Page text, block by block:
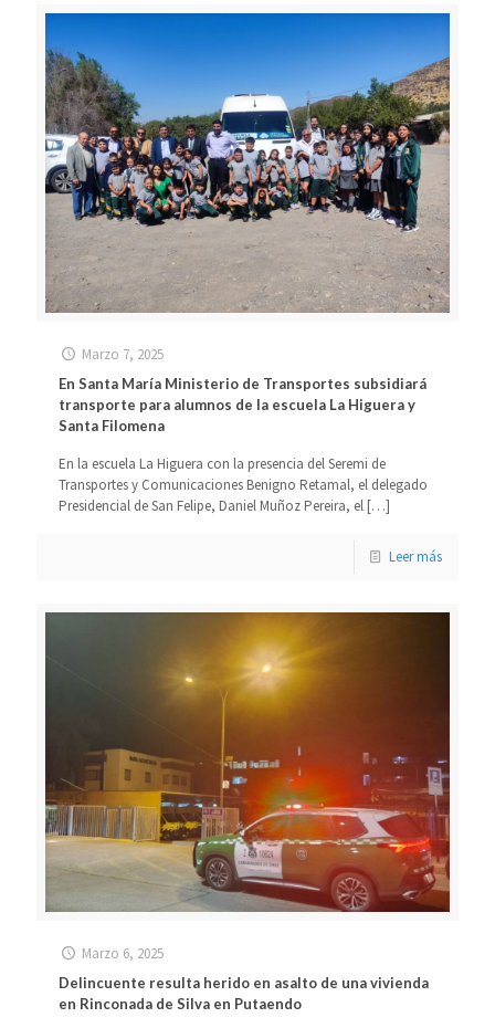
Marzo 7, 2025
En Santa María Ministerio de Transportes subsidiará
transporte para alumnos de la escuela La Higuera y
Santa Filomena
En la escuela La Higuera con la presencia del Seremi de
Transportes y Comunicaciones Benigno Retamal, el delegado
Presidencial de San Felipe, Daniel Muñoz Pereira, el […]
Leer más
Marzo 6, 2025
Delincuente resulta herido en asalto de una vivienda
en Rinconada de Silva en Putaendo